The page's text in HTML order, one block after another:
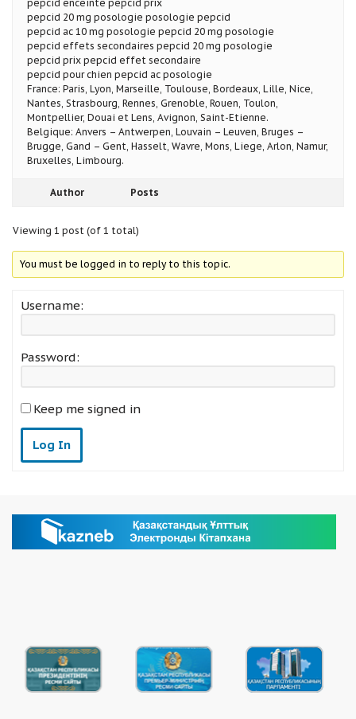
pepcid enceinte pepcid prix
pepcid 20 mg posologie posologie pepcid
pepcid ac 10 mg posologie pepcid 20 mg posologie
pepcid effets secondaires pepcid 20 mg posologie
pepcid prix pepcid effet secondaire
pepcid pour chien pepcid ac posologie
France: Paris, Lyon, Marseille, Toulouse, Bordeaux, Lille, Nice,
Nantes, Strasbourg, Rennes, Grenoble, Rouen, Toulon,
Montpellier, Douai et Lens, Avignon, Saint-Etienne.
Belgique: Anvers – Antwerpen, Louvain – Leuven, Bruges –
Brugge, Gand – Gent, Hasselt, Wavre, Mons, Liege, Arlon, Namur,
Bruxelles, Limbourg.
Author Posts
Viewing 1 post (of 1 total)
You must be logged in to reply to this topic.
Username:
Password:
Keep me signed in
Log In